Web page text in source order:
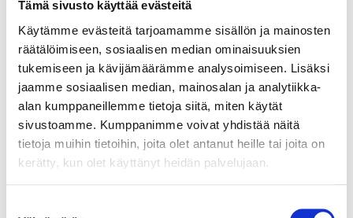
Tämä sivusto käyttää evästeitä
Käytämme evästeitä tarjoamamme sisällön ja mainosten
räätälöimiseen, sosiaalisen median ominaisuuksien
tukemiseen ja kävijämäärämme analysoimiseen. Lisäksi
jaamme sosiaalisen median, mainosalan ja analytiikka-
alan kumppaneillemme tietoja siitä, miten käytät
sivustoamme. Kumppanimme voivat yhdistää näitä
tietoja muihin tietoihin, joita olet antanut heille tai joita on
kerätty, kun olet käyttänyt heidän palvelujaan.